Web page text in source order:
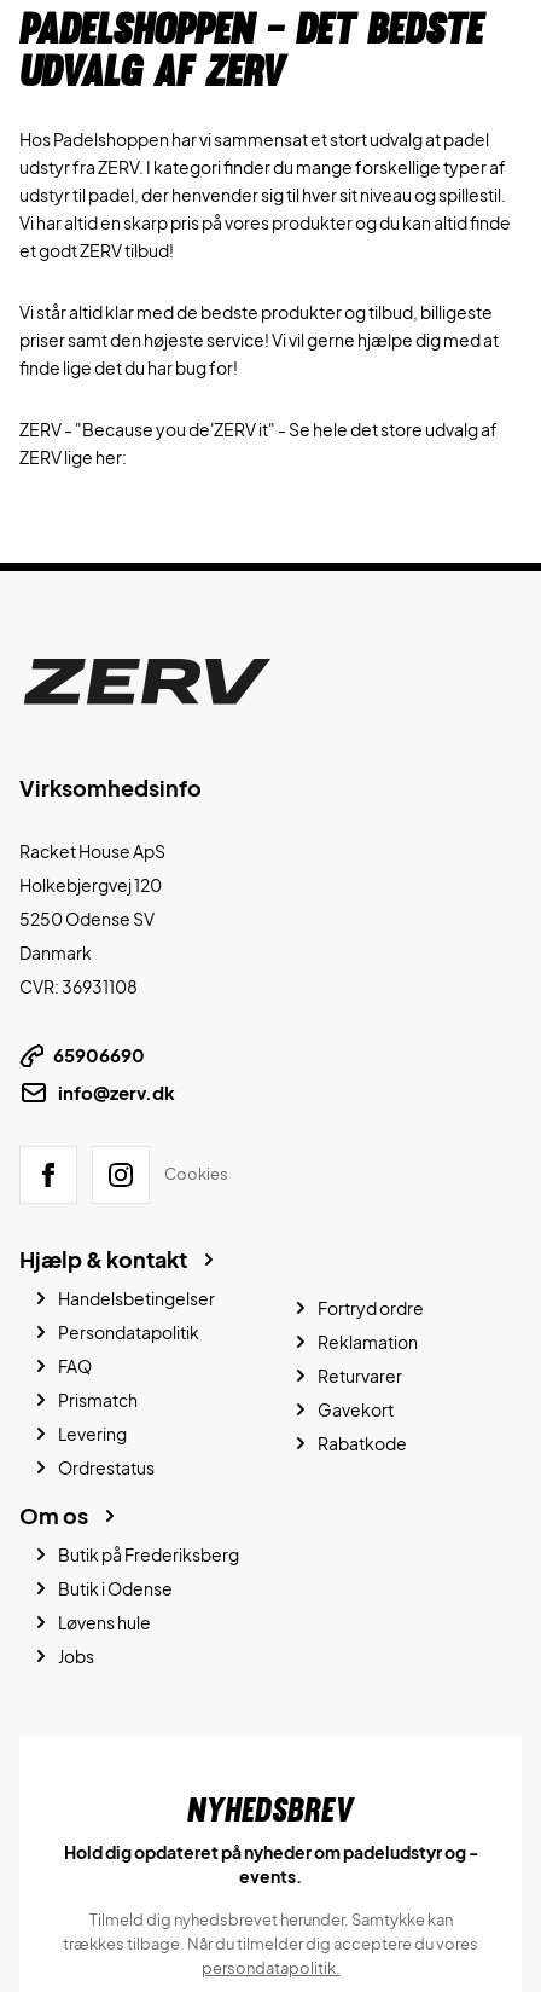
Padelshoppen - Det bedste
udvalg af ZERV
Hos Padelshoppen har vi sammensat et stort udvalg at padel
udstyr fra ZERV. I kategori finder du mange forskellige typer af
udstyr til padel, der henvender sig til hver sit niveau og spillestil.
Vi har altid en skarp pris på vores produkter og du kan altid finde
et godt ZERV tilbud!
Vi står altid klar med de bedste produkter og tilbud, billigeste
priser samt den højeste service! Vi vil gerne hjælpe dig med at
finde lige det du har bug for!
ZERV - "Because you de'ZERV it" - Se hele det store udvalg af
ZERV lige her:
Virksomhedsinfo
Racket House ApS
Holkebjergvej 120
5250 Odense SV
Danmark
CVR: 36931108
65906690
info@zerv.dk
Cookies
Hjælp & kontakt
Handelsbetingelser
Persondatapolitik
FAQ
Prismatch
Levering
Ordrestatus
Fortryd ordre
Reklamation
Returvarer
Gavekort
Rabatkode
Om os
Butik på Frederiksberg
Butik i Odense
Løvens hule
Jobs
Nyhedsbrev
Hold dig opdateret på nyheder om padeludstyr og -
events.
Tilmeld dig nyhedsbrevet herunder. Samtykke kan
trækkes tilbage. Når du tilmelder dig acceptere du vores
persondatapolitik.